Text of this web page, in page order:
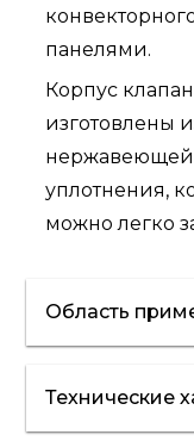
панелями.
Корпус
изготовлены
нержавеющей
уплотнения,
можно легко
Область
отопление
Технические